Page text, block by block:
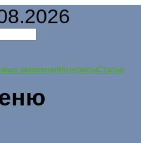
заявленияКонтактыСтатьи